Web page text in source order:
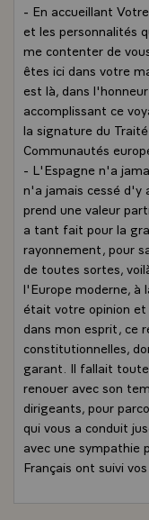
- En accueillant
et les personnalités
me contenter de
êtes ici dans votre
est là, dans
accomplissant ce
la signature du
Communautés
- L'Espagne n'a
n'a jamais cessé d'y
prend une valeur
a tant fait pour la
rayonnement, pour
de toutes sortes,
l'Europe moderne, à
était votre opinion
dans mon esprit, ce
constitutionnelles,
garant. Il fallait
renouer avec son
dirigeants, pour
qui vous a conduit
avec une sympathie
Français ont suivi